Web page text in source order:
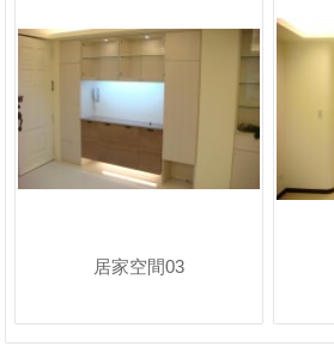
居家空間03